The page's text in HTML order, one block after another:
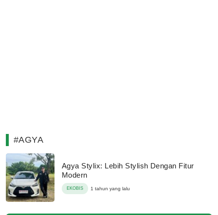
#AGYA
Agya Stylix: Lebih Stylish Dengan Fitur
Modern
EKOBIS 1 tahun yang lalu